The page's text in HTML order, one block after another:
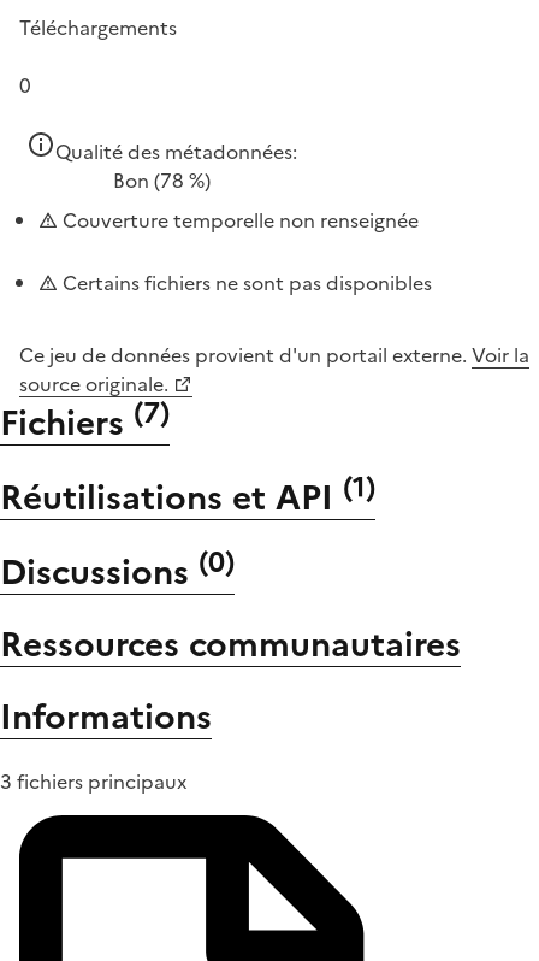
Téléchargements
0
Qualité des métadonnées:
Bon (78 %)
Couverture temporelle non renseignée
Certains fichiers ne sont pas disponibles
Ce jeu de données provient d'un portail externe. Voir la
source originale.
Fichiers (7)
Réutilisations et API (1)
Discussions (0)
Ressources communautaires
Informations
3 fichiers principaux